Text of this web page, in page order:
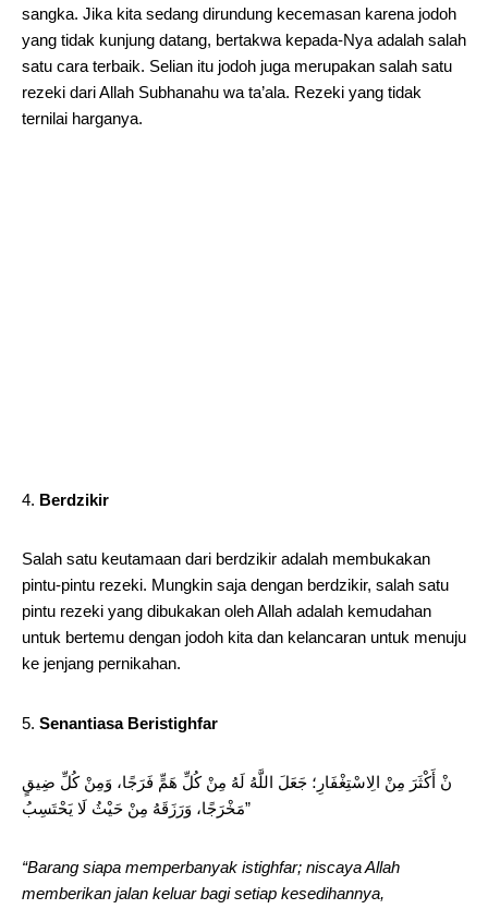
sangka. Jika kita sedang dirundung kecemasan karena jodoh
yang tidak kunjung datang, bertakwa kepada-Nya adalah salah
satu cara terbaik. Selian itu jodoh juga merupakan salah satu
rezeki dari Allah Subhanahu wa ta’ala. Rezeki yang tidak
ternilai harganya.
Berdzikir
Salah satu keutamaan dari berdzikir adalah membukakan
pintu-pintu rezeki. Mungkin saja dengan berdzikir, salah satu
pintu rezeki yang dibukakan oleh Allah adalah kemudahan
untuk bertemu dengan jodoh kita dan kelancaran untuk menuju
ke jenjang pernikahan.
Senantiasa Beristighfar
نْ أَكْثَرَ مِنْ الِاسْتِغْفَارِ؛ جَعَلَ اللَّهُ لَهُ مِنْ كُلِّ هَمٍّ فَرَجًا، وَمِنْ كُلِّ ضِيقٍ
مَخْرَجًا، وَرَزَقَهُ مِنْ حَيْثُ لَا يَحْتَسِبُ”
“Barang siapa memperbanyak istighfar; niscaya Allah
memberikan jalan keluar bagi setiap kesedihannya,